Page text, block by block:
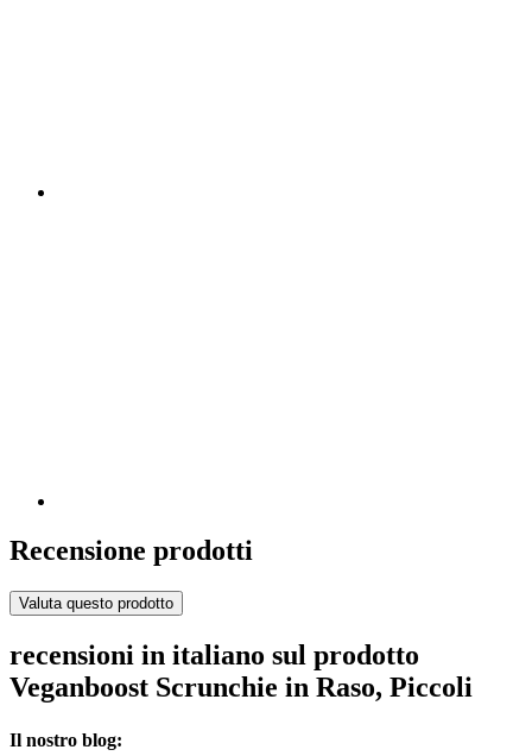
Recensione prodotti
Valuta questo prodotto
recensioni in italiano sul prodotto
Veganboost Scrunchie in Raso, Piccoli
Il nostro blog: